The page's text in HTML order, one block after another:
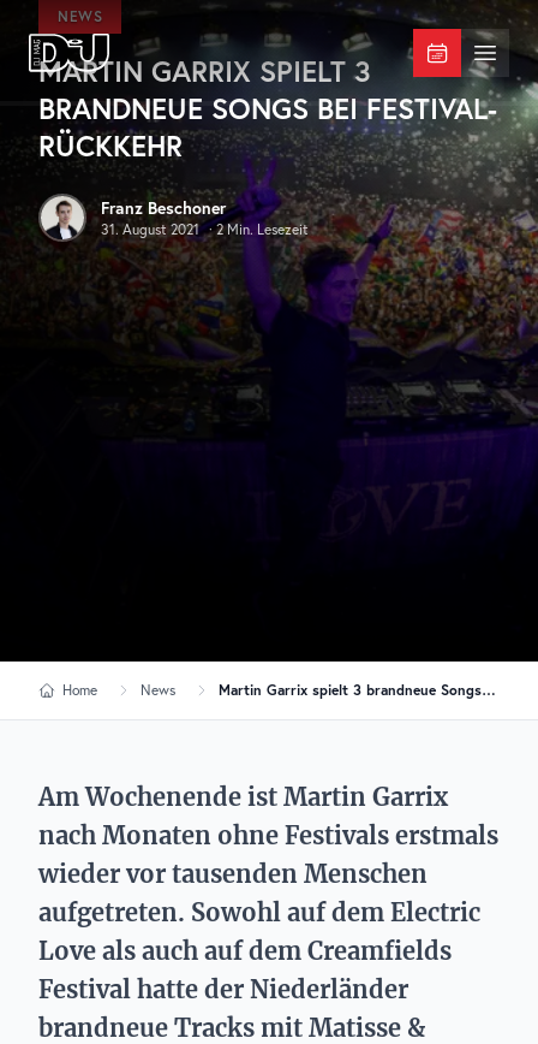
Zum Hauptinhalt springen
DJ Mag Germany Menü
NEWS
MARTIN GARRIX SPIELT 3
BRANDNEUE SONGS BEI FESTIVAL-
RÜCKKEHR
Franz Beschoner
31. August 2021 ·2Min. Lesezeit
Home News Martin Garrix spielt 3 brandneue Songs bei Festival-Rückkehr
Am Wochenende ist Martin Garrix
nach Monaten ohne Festivals erstmals
wieder vor tausenden Menschen
aufgetreten. Sowohl auf dem Electric
Love als auch auf dem Creamfields
Festival hatte der Niederländer
brandneue Tracks mit Matisse &